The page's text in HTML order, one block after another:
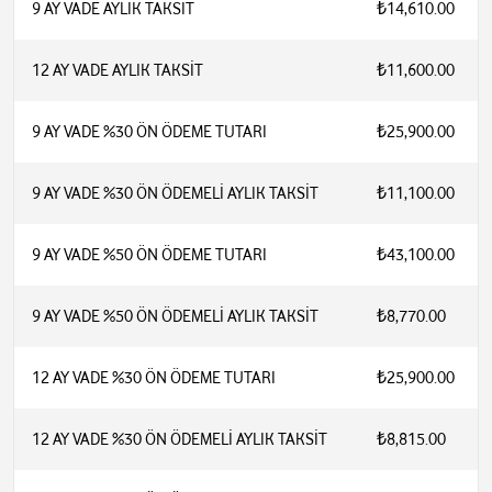
9 AY VADE AYLIK TAKSİT ₺14,610.00
12 AY VADE AYLIK TAKSİT ₺11,600.00
9 AY VADE %30 ÖN ÖDEME TUTARI ₺25,900.00
9 AY VADE %30 ÖN ÖDEMELİ AYLIK TAKSİT ₺11,100.00
9 AY VADE %50 ÖN ÖDEME TUTARI ₺43,100.00
9 AY VADE %50 ÖN ÖDEMELİ AYLIK TAKSİT ₺8,770.00
12 AY VADE %30 ÖN ÖDEME TUTARI ₺25,900.00
12 AY VADE %30 ÖN ÖDEMELİ AYLIK TAKSİT ₺8,815.00